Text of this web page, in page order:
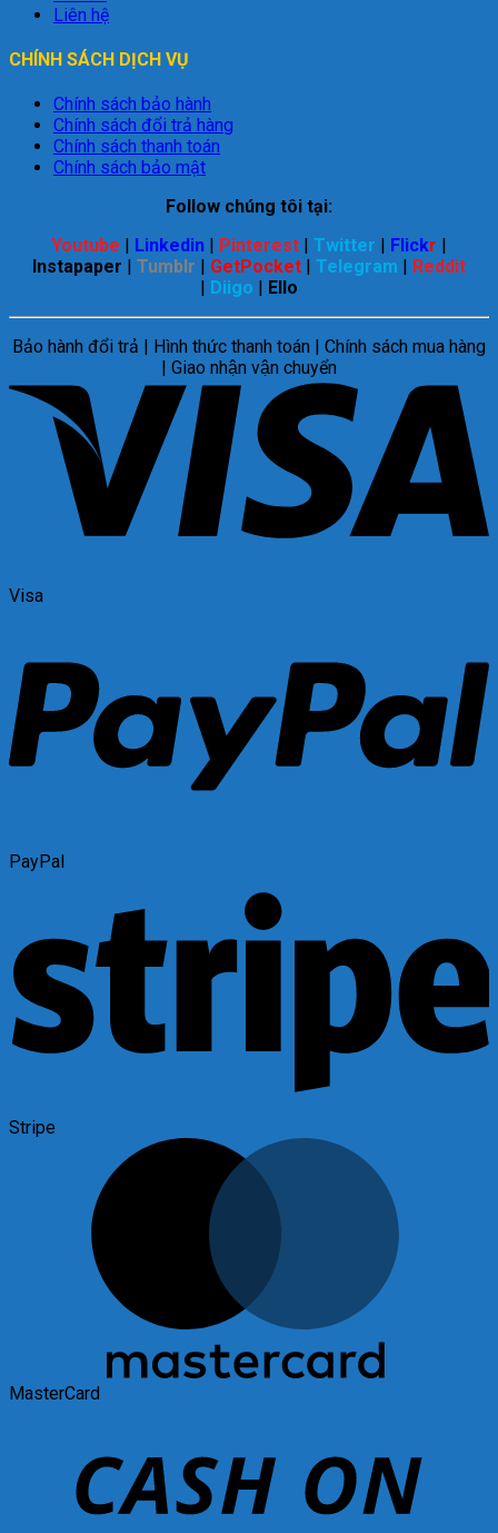
Liên hệ
CHÍNH SÁCH DỊCH VỤ
Chính sách bảo hành
Chính sách đổi trả hàng
Chính sách thanh toán
Chính sách bảo mật
Follow chúng tôi tại:
Youtube
Linkedin Pinterest Twitter Flickr
Instapaper
Tumblr GetPocket Telegram
Reddit
Diigo Ello
Bảo hành đổi trả | Hình thức thanh toán | Chính sách mua hàng
| Giao nhận vận chuyển
Visa
PayPal
Stripe
MasterCard